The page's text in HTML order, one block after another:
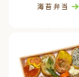
海苔弁当